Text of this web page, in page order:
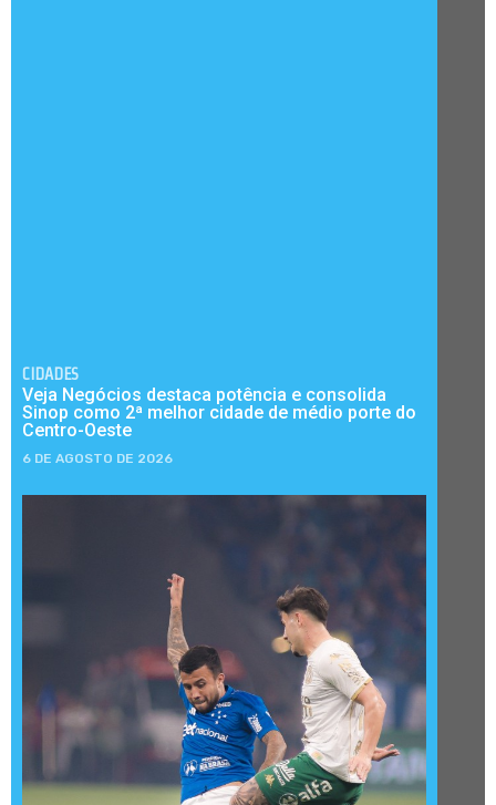
CIDADES
Veja Negócios destaca potência e consolida
Sinop como 2ª melhor cidade de médio porte do
Centro-Oeste
6 DE AGOSTO DE 2026